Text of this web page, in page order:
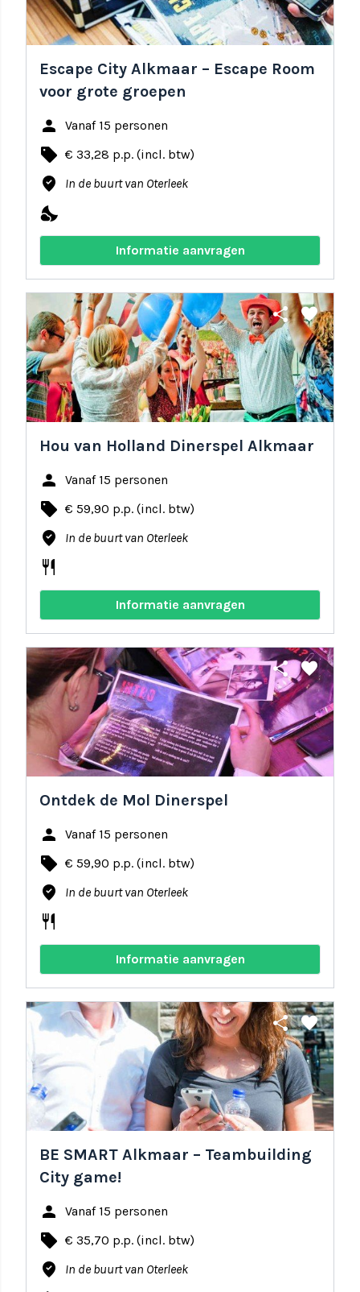
Escape City Alkmaar – Escape Room
voor grote groepen
person Vanaf 15 personen
local_offer € 33,28 p.p. (incl. btw)
where_to_vote In de buurt van Oterleek
nights_stay
Informatie aanvragen
share favorite
Hou van Holland Dinerspel Alkmaar
person Vanaf 15 personen
local_offer € 59,90 p.p. (incl. btw)
where_to_vote In de buurt van Oterleek
restaurant
Informatie aanvragen
share favorite
Ontdek de Mol Dinerspel
person Vanaf 15 personen
local_offer € 59,90 p.p. (incl. btw)
where_to_vote In de buurt van Oterleek
restaurant
Informatie aanvragen
share favorite
BE SMART Alkmaar – Teambuilding
City game!
person Vanaf 15 personen
local_offer € 35,70 p.p. (incl. btw)
where_to_vote In de buurt van Oterleek